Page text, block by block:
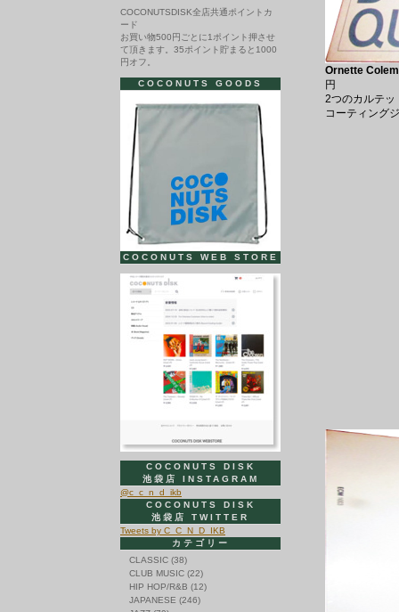
Ornette
円
2つのカルテッ
コーティング
COCONUTSDISK全店共通ポイントカ
ード
お買い物500円ごとに1ポイント押させ
て頂きます。35ポイント貯まると1000
円オフ。
COCONUTS GOODS
COCONUTS WEB STORE
COCONUTS DISK
池袋店 INSTAGRAM
@c_c_n_d_ikb
COCONUTS DISK
池袋店 TWITTER
Tweets by C_C_N_D_IKB
カテゴリー
CLASSIC (38)
CLUB MUSIC (22)
HIP HOP/R&B (12)
JAPANESE (246)